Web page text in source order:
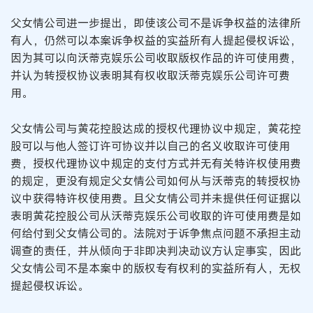
父女情公司进一步提出，即使该公司不是诉争权益的法律所
有人，仍然可以本案诉争权益的实益所有人提起侵权诉讼，
因为其可以向沃蒂克娱乐公司收取版权作品的许可使用费，
并认为转授权协议表明其有权收取沃蒂克娱乐公司许可费
用。
父女情公司与黄花控股达成的授权代理协议中规定，黄花控
股可以与他人签订许可协议并以自己的名义收取许可使用
费，授权代理协议中规定的支付方式并无有关特许权使用费
的规定，更没有规定父女情公司如何从与沃蒂克的转授权协
议中获得特许权使用费。且父女情公司并未提供任何证据以
表明黄花控股公司从沃蒂克娱乐公司收取的许可使用费是如
何给付到父女情公司的。法院对于诉争焦点问题不承担主动
调查的责任，并从倾向于非即决判决动议方认定事实，因此
父女情公司不是本案中的版权专有权利的实益所有人，无权
提起侵权诉讼。